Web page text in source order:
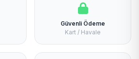
Güvenli Ödeme
Kart / Havale